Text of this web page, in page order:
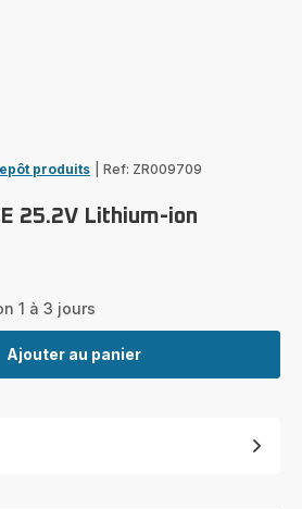
produits Ref: ZR009709
25.2V Lithium-ion
1 à 3 jours
Ajouter au panier